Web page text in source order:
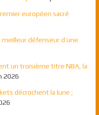
européen sacré
défenseur d’une
un troisième titre NBA, la
2026
décrochent la lune ;